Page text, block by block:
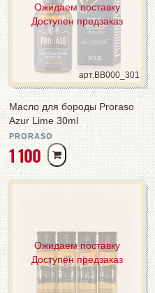
Ожидаем поставку
Доступен предзаказ
арт.BB000_301
Масло для бороды Proraso
Azur Lime 30ml
PRORASO
1 100РУБ
Ожидаем поставку
Доступен предзаказ